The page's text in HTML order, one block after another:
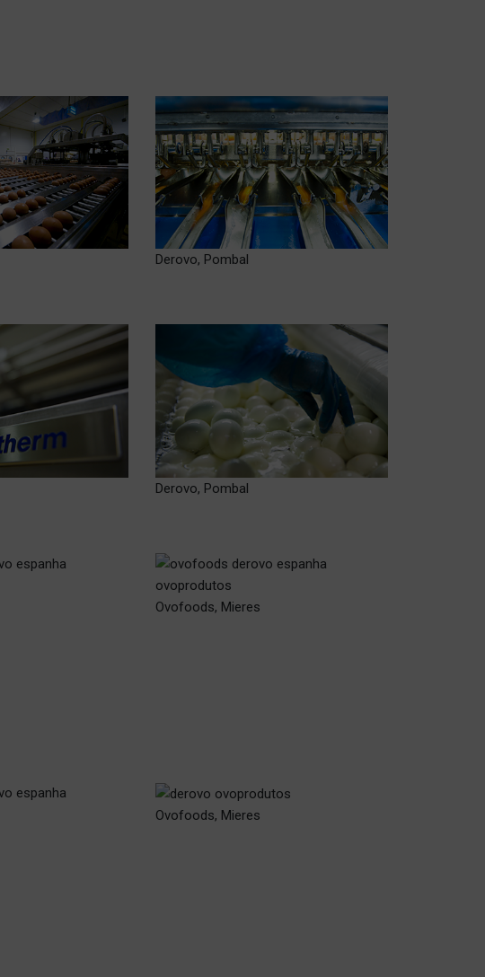
Derovo, Pombal
Derovo, Pombal
Ovofoods, Mieres
Ovofoods, Mieres